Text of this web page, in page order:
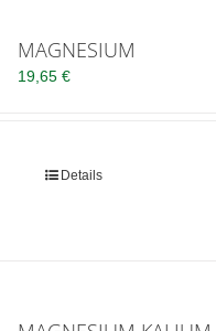
MAGNESIUM
19,65€
Details